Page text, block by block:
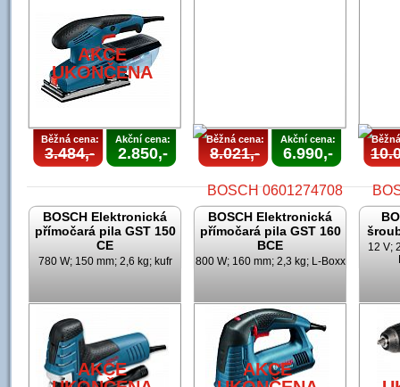
AKCE
UKONČENA
Běžná cena:
3.484,-
Akční cena:
2.850,-
AKCE
UKONČENA
Běžná cena:
8.021,-
Akční cena:
6.990,-
BOSCH Elektronická
přímočará pila GST 150
CE
780 W; 150 mm; 2,6 kg; kufr
AKCE
BOSCH Elektronická
přímočará pila GST 160
BCE
800 W; 160 mm; 2,3 kg; L-Boxx
AKCE
12 V;